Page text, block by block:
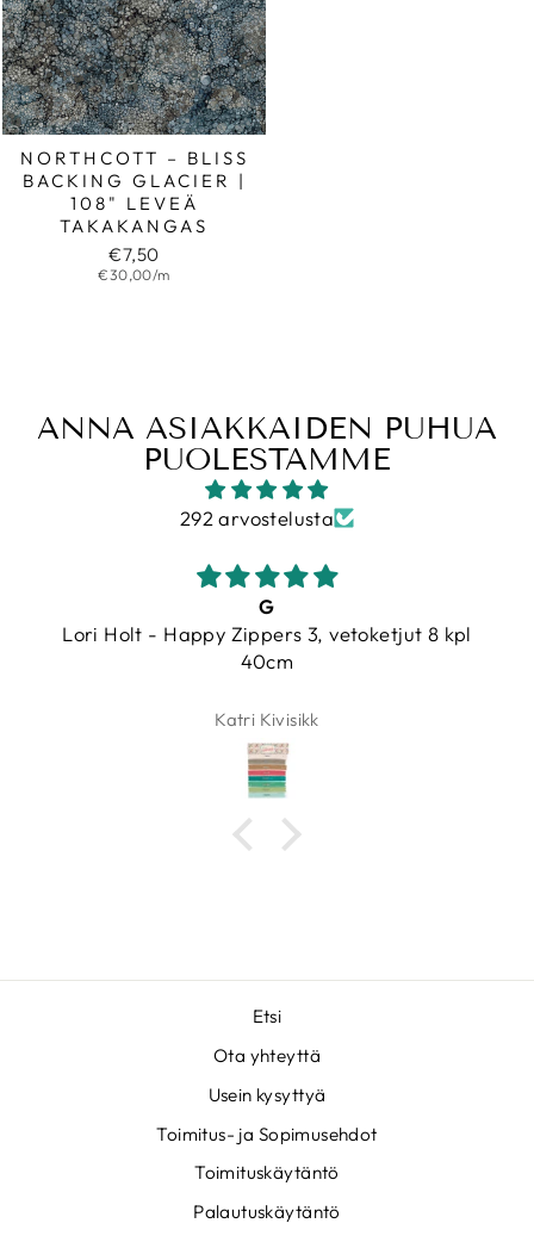
NORTHCOTT – BLISS
BACKING GLACIER |
108" LEVEÄ
TAKAKANGAS
€7,50
€30,00/m
ANNA ASIAKKAIDEN PUHUA
PUOLESTAMME
292 arvostelusta
G
Lori Holt - Happy Zippers 3, vetoketjut 8 kpl
40cm
Katri Kivisikk
Etsi
Ota yhteyttä
Usein kysyttyä
Toimitus- ja Sopimusehdot
Toimituskäytäntö
Palautuskäytäntö